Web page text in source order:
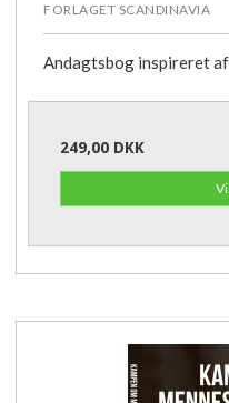
FORLAGET SCANDINAVIA
Andagtsbog inspireret
249,00 DKK